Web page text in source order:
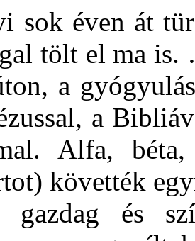
sok éven át
tölt el ma
a
a
Alfa,
követték
gazdag és